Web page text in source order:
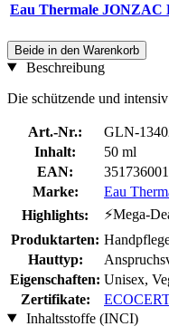
Eau Thermale JONZAC
Beide in den Warenkorb
Beschreibung
Die schützende und
Art.-Nr.:
GLN-
Inhalt:
50 ml
EAN:
Marke:
Eau
Highlights:
⚡Mega-
Produktarten:
Hauttyp:
Eigenschaften: Unisex,
Zertifikate:
Inhaltsstoffe (INCI)